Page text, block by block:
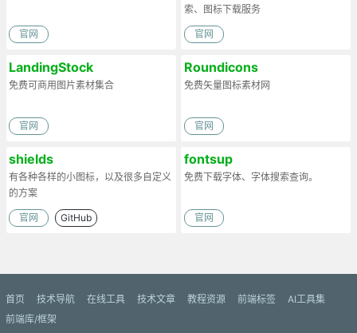
官网
索、图标下载服务
官网
LandingStock
免费可商用图片素材集合
官网
Roundicons
免费矢量图标素材网
官网
shields
有各种各样的小图标，以及很多自定义
的方案
官网 GitHub
fontsup
免费下载字体、字体搜索查询。
官网
首页 技术导航 在线工具 技术文章 教程资源 前端标签
AI工具集
前端库/框架